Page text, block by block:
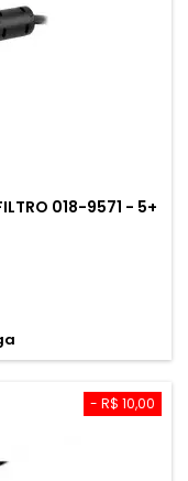
018-9571 - 5+
- R$ 10,00